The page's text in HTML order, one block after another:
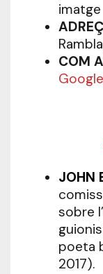
imatge
COM
JOHN
sobre
poeta
2017).